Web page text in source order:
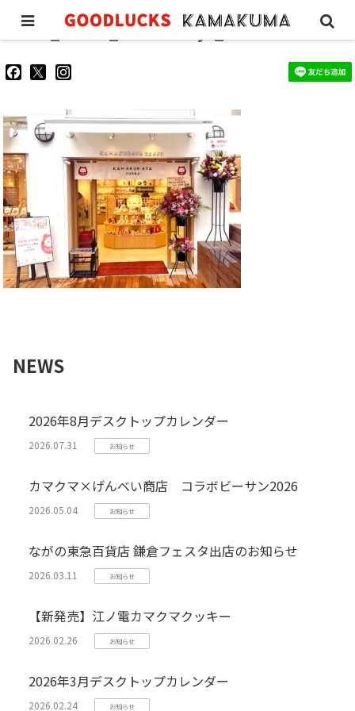
GLW_stores_kamakuraya_0
goodluckskamakuma
さ
プ
ロ
フ
ィ
ー
ル
を
Facebook
で
表
示
GL_kamakuma
さ
プ
ロ
フ
で
表
示
goodlucks_kamakuma
さ
の
プ
ロ
フ
ィ
ー
ル
Instagram
示
NEWS
2026年8月デスクトップカレンダー
2026.07.31 お知らせ
カマクマ×げんべい商店 コラボビーサン2026
2026.05.04 お知らせ
ながの東急百貨店 鎌倉フェスタ出店のお知らせ
2026.03.11 お知らせ
【新発売】江ノ電カマクマクッキー
2026.02.26 お知らせ
2026年3月デスクトップカレンダー
2026.02.24 お知らせ